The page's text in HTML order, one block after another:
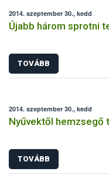
2014. szeptember 30., kedd
Újabb három sprotni
TOVÁBB
2014. szeptember 30., kedd
Nyűvektől hemzsegő
TOVÁBB